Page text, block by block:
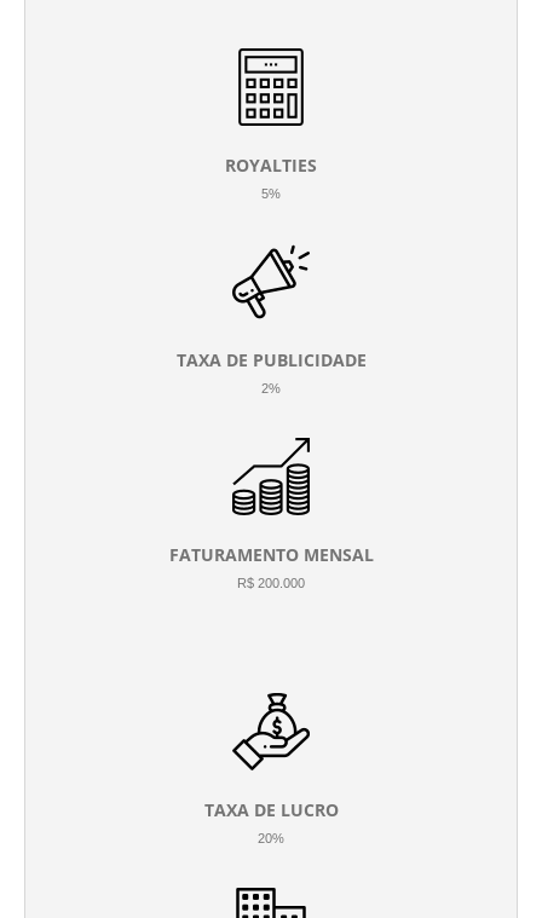
ROYALTIES
5%
TAXA DE PUBLICIDADE
2%
FATURAMENTO MENSAL
R$ 200.000
TAXA DE LUCRO
20%